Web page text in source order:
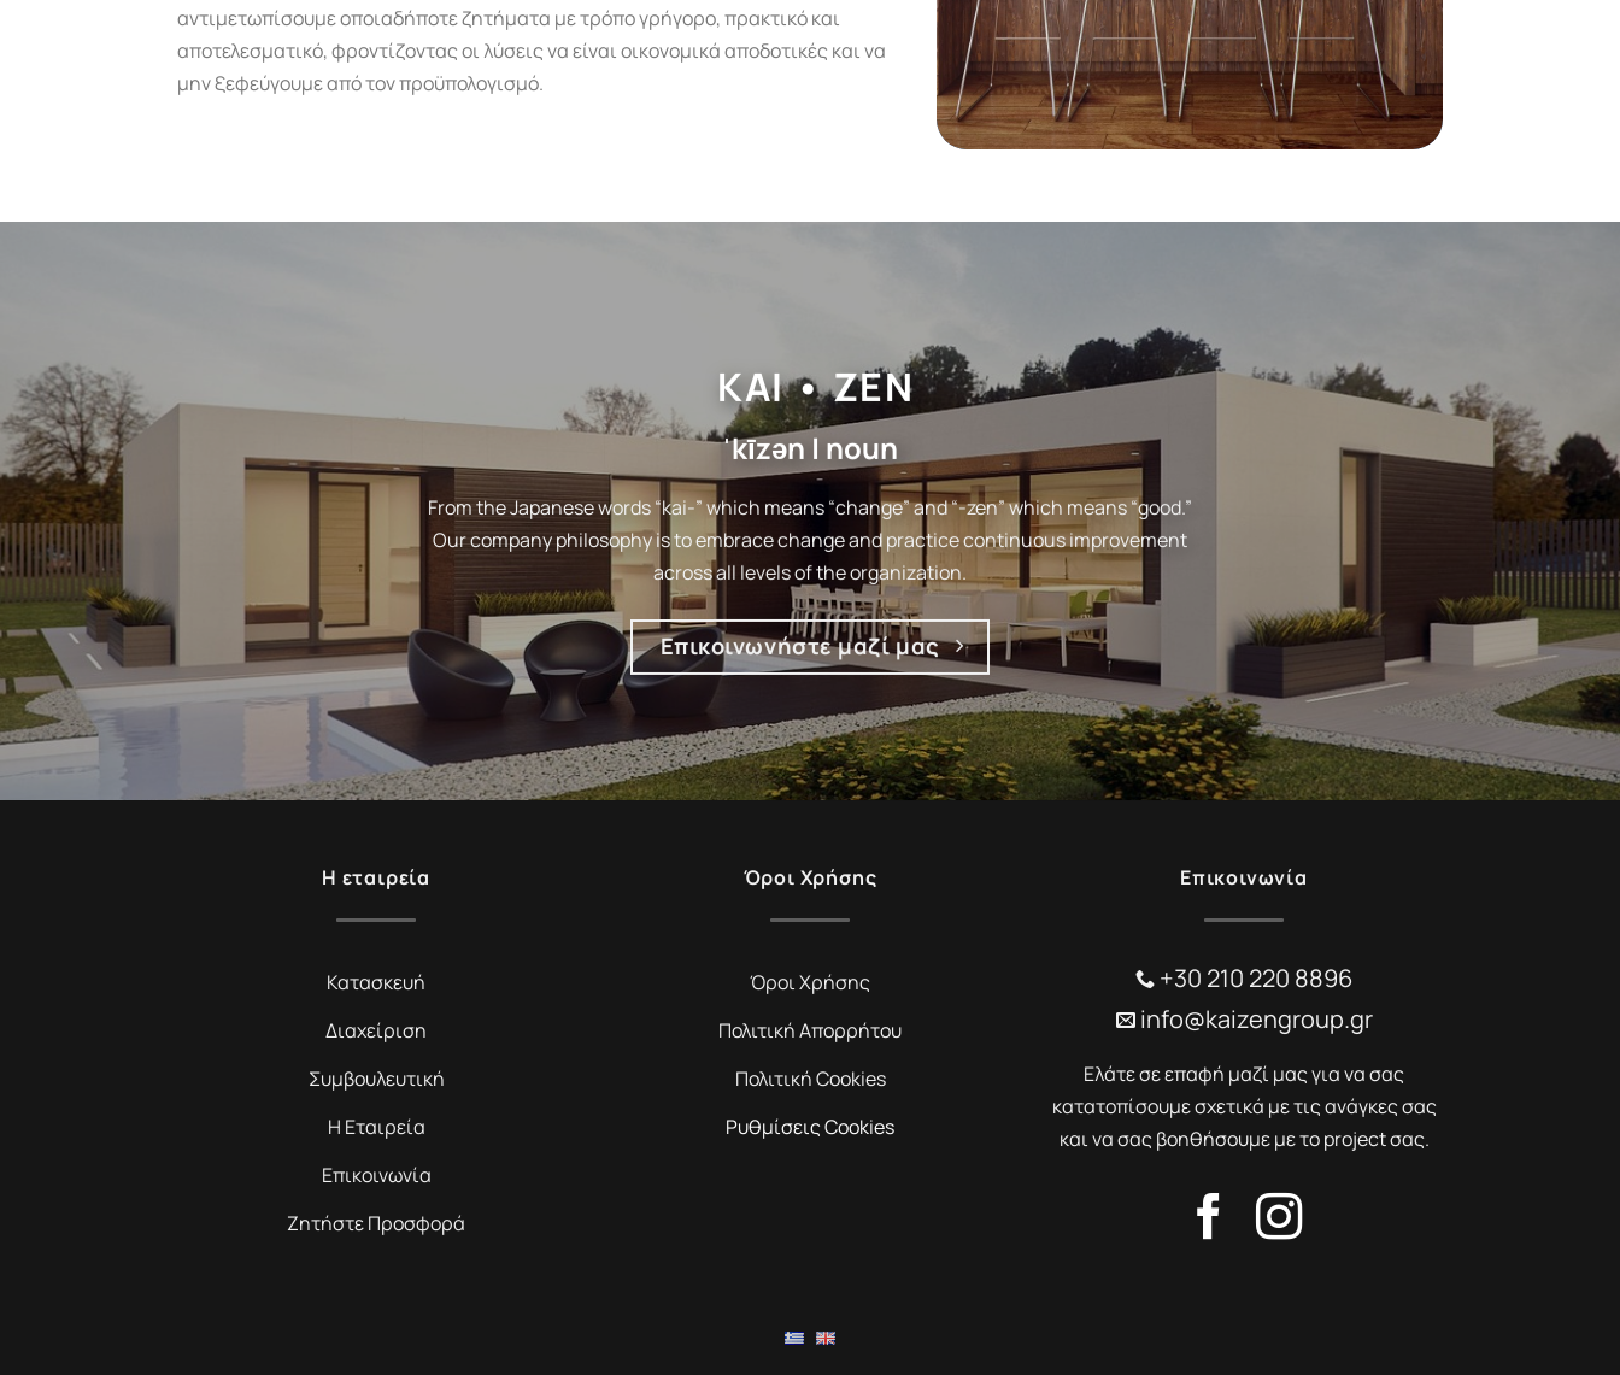
αντιμετωπίσουμε οποιαδήποτε ζητήματα με τρόπο γρήγορο, πρακτικό και
αποτελεσματικό, φροντίζοντας οι λύσεις να είναι οικονομικά αποδοτικές και να
μην ξεφεύγουμε από τον προϋπολογισμό.
KAI • ZEN
ˈkīzən | noun
From the Japanese words “kai-” which means “change” and “-zen” which means “good.”
Our company philosophy is to embrace change and practice continuous improvement
across all levels of the organization.
Επικοινωνήστε μαζί μας
Η εταιρεία
Κατασκευή
Διαχείριση
Συμβουλευτική
Η Εταιρεία
Επικοινωνία
Ζητήστε Προσφορά
Όροι Χρήσης
Όροι Χρήσης
Πολιτική Απορρήτου
Πολιτική Cookies
Ρυθμίσεις Cookies
Επικοινωνία
+30 210 220 8896
info@kaizengroup.gr
Ελάτε σε επαφή μαζί μας για να σας
κατατοπίσουμε σχετικά με τις ανάγκες σας
και να σας βοηθήσουμε με το project σας.